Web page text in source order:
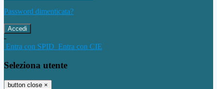
Password dimenticata?
-
Entra con SPID Entra con CIE
Seleziona utente
button close ×